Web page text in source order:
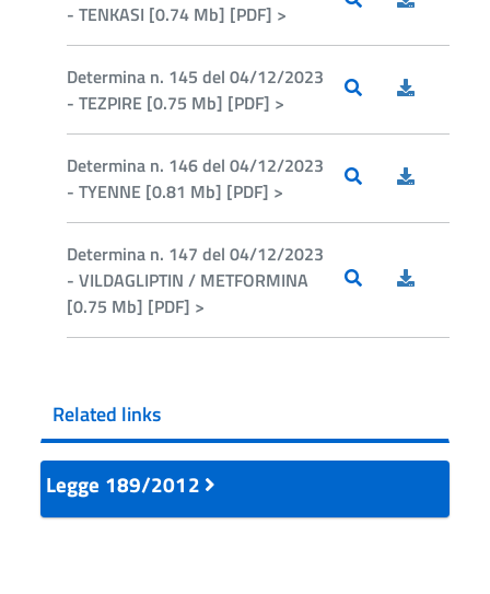
- TENKASI [0.74 Mb] [PDF] >
Determina n. 145 del 04/12/2023
- TEZPIRE [0.75 Mb] [PDF] >
Determina n. 146 del 04/12/2023
- TYENNE [0.81 Mb] [PDF] >
Determina n. 147 del 04/12/2023
- VILDAGLIPTIN / METFORMINA
[0.75 Mb] [PDF] >
Related links
Legge 189/2012